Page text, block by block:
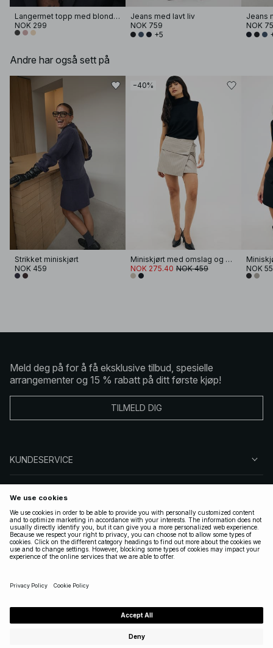
Langermet topp med blonder
NOK 299
Jeans med lavt liv
NOK 759
+5
Jeans
NOK
Andre har også sett på
Strikket miniskjørt
NOK 459
−40%
Miniskjørt med omslag og brettekant
NOK 275.40 NOK 459
NOK
Meld deg på for å få eksklusive tilbud, spesielle
arrangementer og 15 % rabatt på ditt første kjøp!
TILMELD DIG
KUNDESERVICE
FØLG OSS
LOVLIG